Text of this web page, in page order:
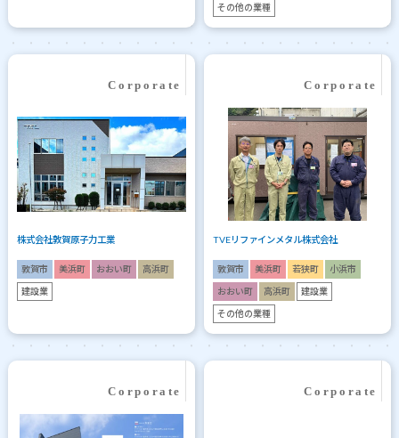
その他の業種
株式会社敦賀原子力工業
敦賀市 美浜町 おおい町 高浜町
建設業
TVEリファインメタル株式会社
敦賀市 美浜町 若狭町 小浜市
おおい町 高浜町 建設業
その他の業種